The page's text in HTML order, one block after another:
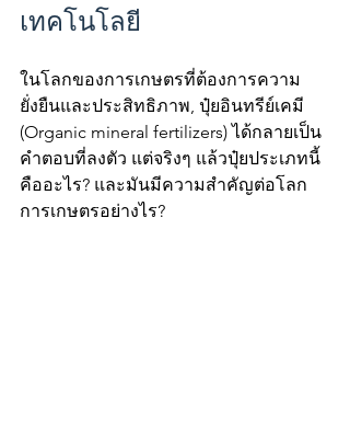
เทคโนโลยี
ในโลกของการเกษตรที่ต้องการความ
ยั่งยืนและประสิทธิภาพ, ปุ๋ยอินทรีย์เคมี
(Organic mineral fertilizers) ได้กลายเป็น
คำตอบที่ลงตัว แต่จริงๆ แล้วปุ๋ยประเภทนี้
คืออะไร? และมันมีความสำคัญต่อโลก
การเกษตรอย่างไร?